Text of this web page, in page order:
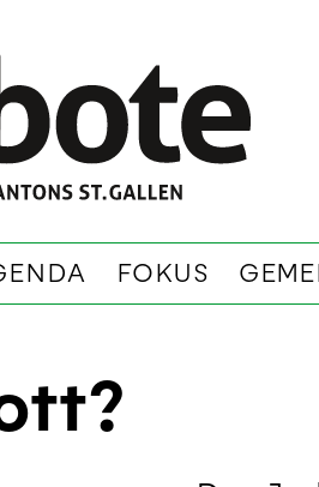
FOKUS